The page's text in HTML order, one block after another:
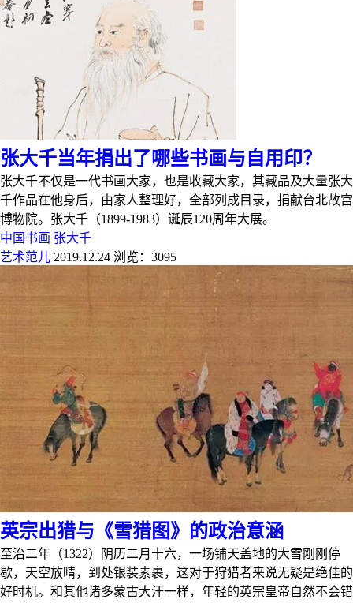
张大千当年捐出了哪些书画与自用印？
张大千不仅是一代书画大家，也是收藏大家，其藏品及大量张大
千作品在他身后，由家人整理好，全部列成目录，捐献台北故宫
博物院。张大千（1899-1983）诞辰120周年大展。
中国书画 张大千
艺术范儿 2019.12.24 浏览：3095
英宗出猎与《雪猎图》的政治意涵
至治二年（1322）阴历二月十六，一场铺天盖地的大雪刚刚停
歇，天空放晴，到处银装素裹，这对于狩猎者来说无疑是绝佳的
好时机。和其他诸多蒙古大汗一样，年轻的英宗皇帝自然不会错